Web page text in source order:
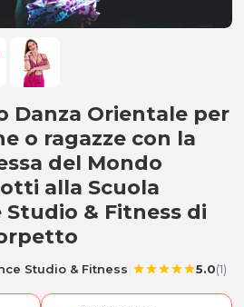
Orientale
Danza Orientale per
o ragazze con la
del Mondo
alla Scuola
& Fitness di
Studio & Fitness starstarstarstarstar5.0(1)